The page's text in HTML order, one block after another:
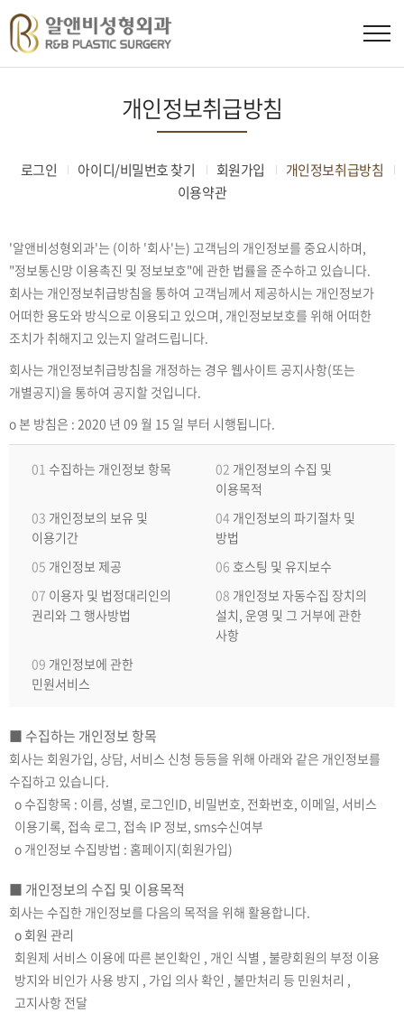
개인정보취급방침
로그인 아이디/비밀번호 찾기 회원가입
개인정보취급방침
이용약관
'알앤비성형외과'는 (이하 '회사'는) 고객님의 개인정보를 중요시하며,
"정보통신망 이용촉진 및 정보보호"에 관한 법률을 준수하고 있습니다.
회사는 개인정보취급방침을 통하여 고객님께서 제공하시는 개인정보가
어떠한 용도와 방식으로 이용되고 있으며, 개인정보보호를 위해 어떠한
조치가 취해지고 있는지 알려드립니다.
회사는 개인정보취급방침을 개정하는 경우 웹사이트 공지사항(또는
개별공지)을 통하여 공지할 것입니다.
ο 본 방침은 : 2020 년 09 월 15 일 부터 시행됩니다.
01 수집하는 개인정보 항목 02 개인정보의 수집 및
이용목적
03 개인정보의 보유 및
이용기간
04 개인정보의 파기절차 및
방법
05 개인정보 제공 06 호스팅 및 유지보수
07 이용자 및 법정대리인의
권리와 그 행사방법
08 개인정보 자동수집 장치의
설치, 운영 및 그 거부에 관한
사항
09 개인정보에 관한
민원서비스
■ 수집하는 개인정보 항목
회사는 회원가입, 상담, 서비스 신청 등등을 위해 아래와 같은 개인정보를
수집하고 있습니다.
ο 수집항목 : 이름, 성별, 로그인ID, 비밀번호, 전화번호, 이메일, 서비스
이용기록, 접속 로그, 접속 IP 정보, sms수신여부
ο 개인정보 수집방법 : 홈페이지(회원가입)
■ 개인정보의 수집 및 이용목적
회사는 수집한 개인정보를 다음의 목적을 위해 활용합니다.
ο 회원 관리
회원제 서비스 이용에 따른 본인확인 , 개인 식별 , 불량회원의 부정 이용
방지와 비인가 사용 방지 , 가입 의사 확인 , 불만처리 등 민원처리 ,
고지사항 전달